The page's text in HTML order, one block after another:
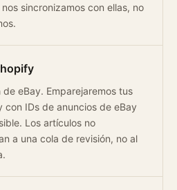
sincronizamos con ellas, no
de eBay. Emparejaremos tus
con IDs de anuncios de eBay
Los artículos no
a una cola de revisión, no al